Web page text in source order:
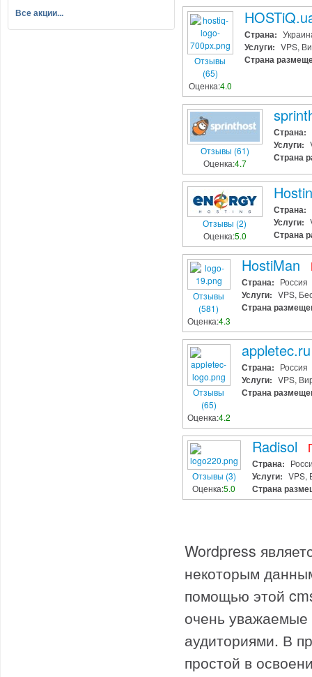
Все акции...
Отзывы
(65)
Оценка:4.0
Страна:
Услуги: VPS,
Страна
Отзывы (61)
Оценка:4.7
Страна:
Услуги:
Страна
Отзывы (2)
Оценка:5.0
Страна:
Услуги:
Страна
Отзывы
(581)
Оценка:4.3
HostiMan
Страна: Россия
Услуги: VPS,
Страна
Отзывы
(65)
Оценка:4.2
appletec.ru
Страна: Россия
Услуги: VPS,
Страна
Отзывы (3)
Оценка:5.0
Radisol
Страна:
Услуги: VPS,
Страна
Wordpress
некоторым
помощью этой
очень
аудиториями. В
простой в